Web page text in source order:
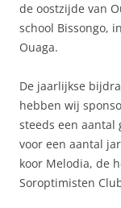
de oostzijde van
school Bissongo,
De jaarlijkse
hebben wij
steeds een aantal
voor een aantal
koor Melodia, de